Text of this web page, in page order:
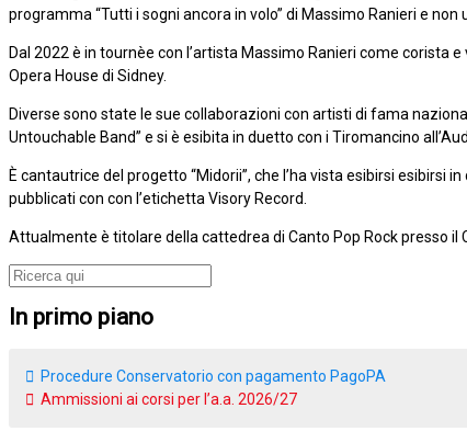
programma “Tutti i sogni ancora in volo” di Massimo Ranieri e
Dal 2022 è in tournèe con l’artista Massimo Ranieri come corista
Opera House di Sidney.
Diverse sono state le sue collaborazioni con artisti di fama
Untouchable Band” e si è esibita in duetto con i Tiromancino
È cantautrice del progetto “Midorii”, che l’ha vista esibirsi esibirsi
pubblicati con con l’etichetta Visory Record.
Attualmente è titolare della cattedrea di Canto Pop Rock presso il
In primo piano
Procedure Conservatorio con pagamento PagoPA
Ammissioni ai corsi per l’a.a. 2026/27